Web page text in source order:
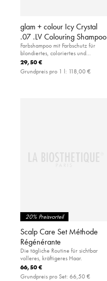
glam + colour Icy Crystal
.07 .LV Colouring Shampoo
Farbshampoo mit Farbschutz für
blondiertes, coloriertes und
naturblondes Haar.
29,50 €
Grundpreis pro 1 l: 118,00 €
20% Preisvorteil
Scalp Care Set Méthode
Régénérante
Die tägliche Routine für sichtbar
volleres, kräftigeres Haar.
66,50 €
Grundpreis pro Set: 66,50 €